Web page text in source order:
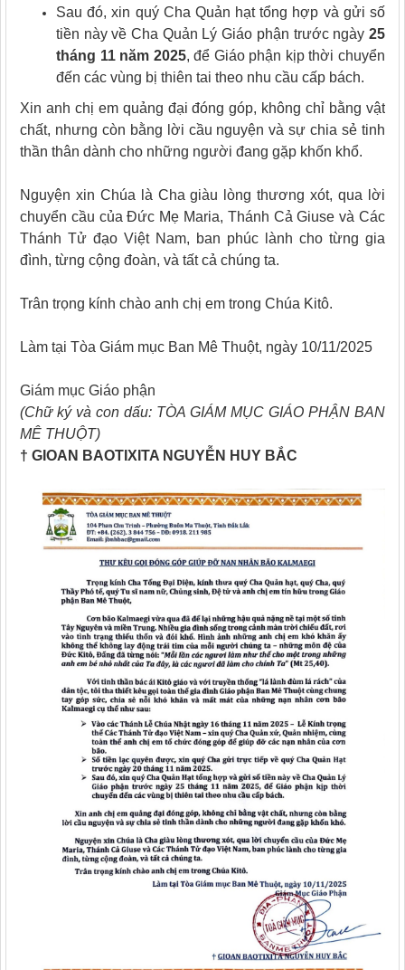
Sau đó, xin quý Cha Quản hạt tổng hợp và gửi số
tiền này về Cha Quản Lý Giáo phận trước ngày 25
tháng 11 năm 2025, để Giáo phận kịp thời chuyển
đến các vùng bị thiên tai theo nhu cầu cấp bách.
Xin anh chị em quảng đại đóng góp, không chỉ bằng vật
chất, nhưng còn bằng lời cầu nguyện và sự chia sẻ tinh
thần thân dành cho những người đang gặp khốn khổ.
Nguyện xin Chúa là Cha giàu lòng thương xót, qua lời
chuyển cầu của Đức Mẹ Maria, Thánh Cả Giuse và Các
Thánh Tử đạo Việt Nam, ban phúc lành cho từng gia
đình, từng cộng đoàn, và tất cả chúng ta.
Trân trọng kính chào anh chị em trong Chúa Kitô.
Làm tại Tòa Giám mục Ban Mê Thuột, ngày 10/11/2025
Giám mục Giáo phận
(Chữ ký và con dấu: TÒA GIÁM MỤC GIÁO PHẬN BAN
MÊ THUỘT)
† GIOAN BAOTIXITA NGUYỄN HUY BẮC